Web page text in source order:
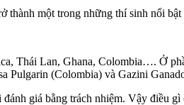
một trong những thí sinh nổi bật
Thái Lan, Ghana, Colombia…. Ở
Pulgarin (Colombia) và Gazini
giá bằng trách nhiệm. Vậy điều gì